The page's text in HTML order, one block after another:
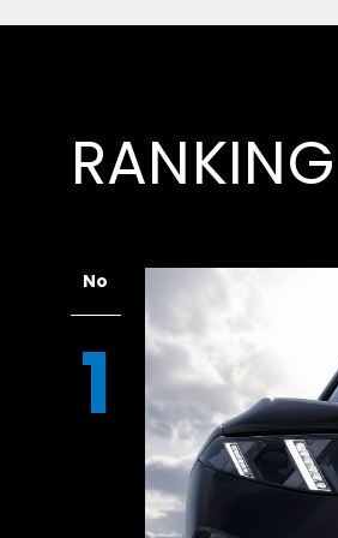
RANKING
No
1